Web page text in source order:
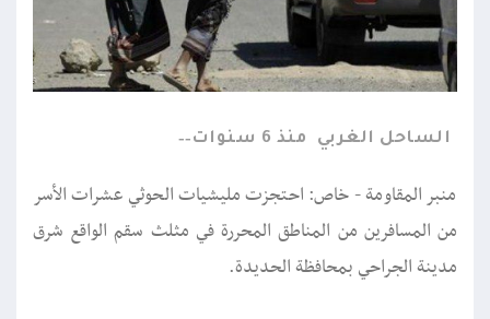
الساحل الغربي منذ 6 سنوات
منبر المقاومة - خاص: احتجزت مليشيات الحوثي عشرات الأسر
من المسافرين من المناطق المحررة في مثلث سقم الواقع شرق
مدينة الجراحي بمحافظة الحديدة.